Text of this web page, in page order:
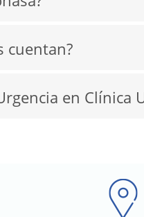
cuentan?
en Clínica